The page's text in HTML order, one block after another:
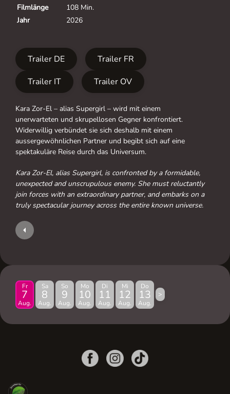
Filmlänge
108 Min.
Jahr
2026
Trailer DE
Trailer FR
Trailer IT
Trailer OV
Kara Zor-El – alias Supergirl – wird mit einem
unerwarteten und skrupellosen Gegner konfrontiert.
Widerwillig verbündet sie sich deshalb mit einem
aussergewöhnlichen Partner und begibt sich auf eine
spektakuläre Reise durch das Universum.
Kara Zor-El, alias Supergirl, is confronted by a formidable,
unexpected and unscrupulous enemy. She must reluctantly
join forces with an extraordinary partner, and embarks on a
truly spectacular journey across the entire known universe.
Fr
7
Aug.
Sa
8
Aug.
So
9
Aug.
Mo
10
Aug.
Di
11
Aug.
Mi
12
Aug.
Do
13
Aug.
>